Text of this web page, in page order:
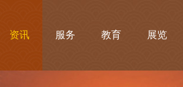
资讯 服务 教育 展览